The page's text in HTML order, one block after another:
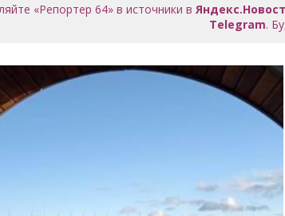
«Репортер 64» в источники в
Telegram.